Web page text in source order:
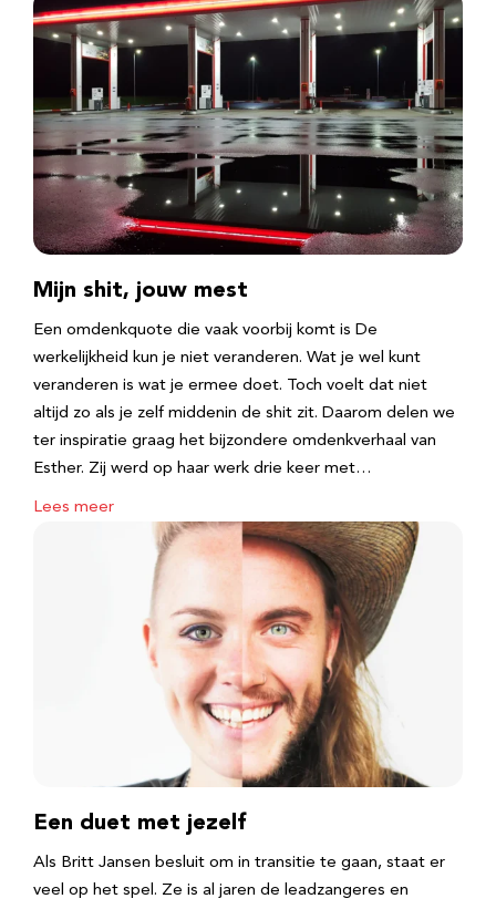
Mijn shit, jouw mest
Een omdenkquote die vaak voorbij komt is De
werkelijkheid kun je niet veranderen. Wat je wel kunt
veranderen is wat je ermee doet. Toch voelt dat niet
altijd zo als je zelf middenin de shit zit. Daarom delen we
ter inspiratie graag het bijzondere omdenkverhaal van
Esther. Zij werd op haar werk drie keer met…
Lees meer
Een duet met jezelf
Als Britt Jansen besluit om in transitie te gaan, staat er
veel op het spel. Ze is al jaren de leadzangeres en